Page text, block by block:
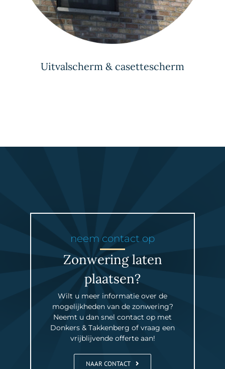
Uitvalscherm & casettescherm
neem contact op
Zonwering laten
plaatsen?
Wilt u meer informatie over de
mogelijkheden van de zonwering?
Neemt u dan snel contact op met
Donkers & Takkenberg of vraag een
vrijblijvende offerte aan!
NAAR CONTACT